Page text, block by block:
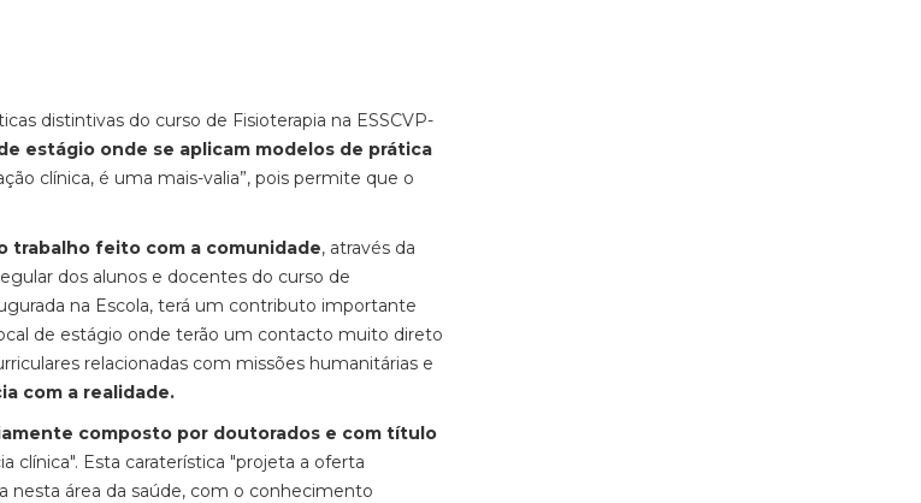
distintivas do curso de Fisioterapia na ESSCVP-
estágio onde se aplicam modelos de prática
clínica, é uma mais-valia”, pois permite que o
trabalho feito com a comunidade, através da
dos alunos e docentes do curso de
na Escola, terá um contributo importante
de estágio onde terão um contacto muito direto
relacionadas com missões humanitárias e
com a realidade.
composto por doutorados e com título
clínica". Esta caraterística "projeta a oferta
nesta área da saúde, com o conhecimento